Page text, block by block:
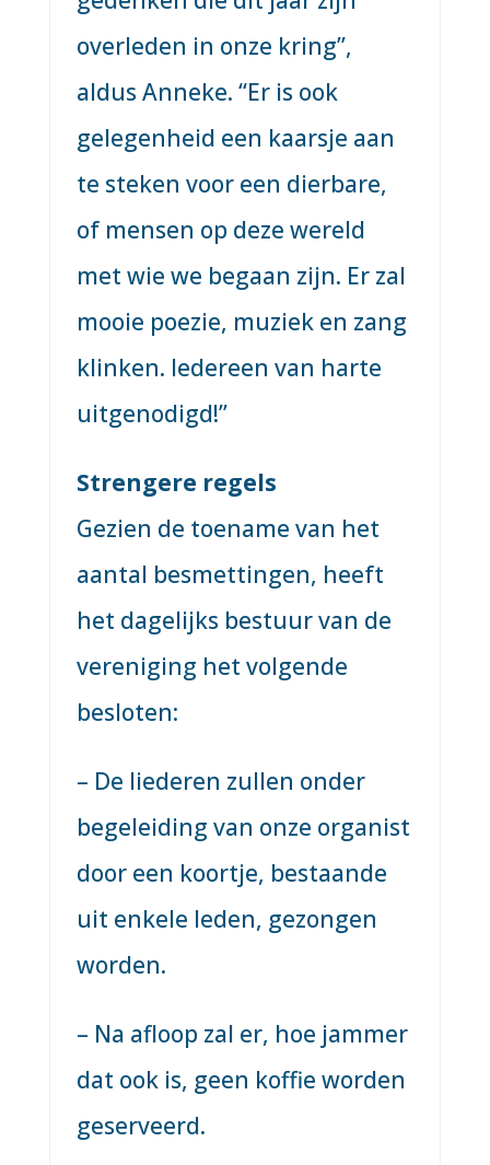
overleden in onze kring”,
aldus Anneke. “Er is ook
gelegenheid een kaarsje aan
te steken voor een dierbare,
of mensen op deze wereld
met wie we begaan zijn. Er zal
mooie poezie, muziek en zang
klinken. Iedereen van harte
uitgenodigd!”
Strengere regels
Gezien de toename van het
aantal besmettingen, heeft
het dagelijks bestuur van de
vereniging het volgende
besloten:
– De liederen zullen onder
begeleiding van onze organist
door een koortje, bestaande
uit enkele leden, gezongen
worden.
– Na afloop zal er, hoe jammer
dat ook is, geen koffie worden
geserveerd.